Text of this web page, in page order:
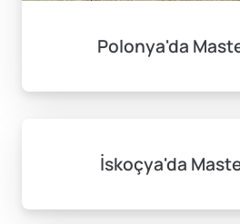
Polonya'da
İskoçya'da